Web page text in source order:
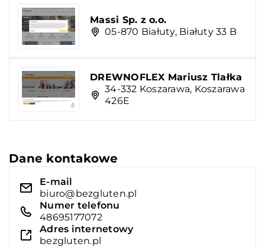
Massi Sp. z o.o.
05-870 Białuty, Białuty 33 B
DREWNOFLEX Mariusz Tlałka
34-332 Koszarawa, Koszarawa
426E
Dane kontakowe
E-mail
biuro@bezgluten.pl
Numer telefonu
48695177072
Adres internetowy
bezgluten.pl